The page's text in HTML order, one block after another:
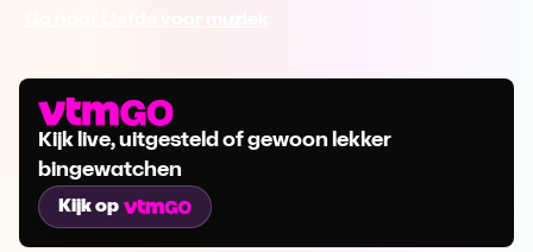
Kijk live, uitgesteld of gewoon lekker
bingewatchen
Kijk op